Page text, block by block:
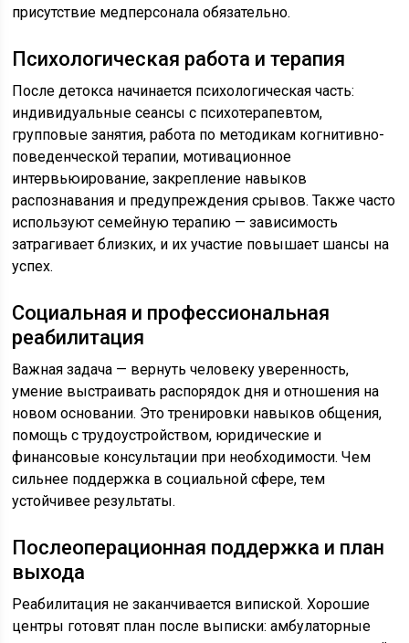
присутствие медперсонала обязательно.
Психологическая работа и терапия
После детокса начинается психологическая часть:
индивидуальные сеансы с психотерапевтом,
групповые занятия, работа по методикам когнитивно-
поведенческой терапии, мотивационное
интервьюирование, закрепление навыков
распознавания и предупреждения срывов. Также часто
используют семейную терапию — зависимость
затрагивает близких, и их участие повышает шансы на
успех.
Социальная и профессиональная
реабилитация
Важная задача — вернуть человеку уверенность,
умение выстраивать распорядок дня и отношения на
новом основании. Это тренировки навыков общения,
помощь с трудоустройством, юридические и
финансовые консультации при необходимости. Чем
сильнее поддержка в социальной сфере, тем
устойчивее результаты.
Послеоперационная поддержка и план
выхода
Реабилитация не заканчивается випиской. Хорошие
центры готовят план после выписки: амбулаторные